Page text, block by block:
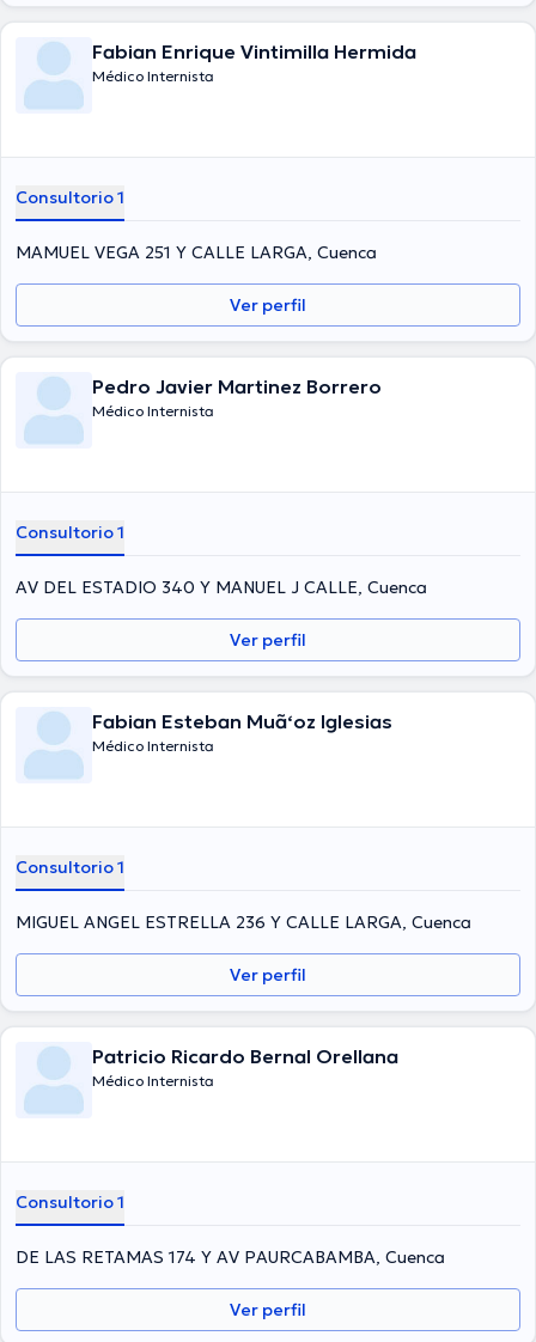
Fabian Enrique Vintimilla Hermida
Médico Internista
Consultorio 1
MAMUEL VEGA 251 Y CALLE LARGA, Cuenca
Ver perfil
Pedro Javier Martinez Borrero
Médico Internista
Consultorio 1
AV DEL ESTADIO 340 Y MANUEL J CALLE, Cuenca
Ver perfil
Fabian Esteban Muã‘oz Iglesias
Médico Internista
Consultorio 1
MIGUEL ANGEL ESTRELLA 236 Y CALLE LARGA, Cuenca
Ver perfil
Patricio Ricardo Bernal Orellana
Médico Internista
Consultorio 1
DE LAS RETAMAS 174 Y AV PAURCABAMBA, Cuenca
Ver perfil